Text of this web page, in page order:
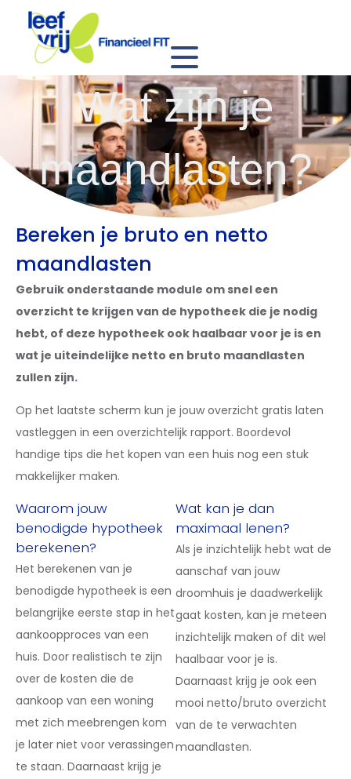
Wat zijn je
maandlasten?
Bereken je bruto en netto
maandlasten
Gebruik onderstaande module om snel een
overzicht te krijgen van de hypotheek die je nodig
hebt, of deze hypotheek ook haalbaar voor je is en
wat je uiteindelijke netto en bruto maandlasten
zullen zijn.
Op het laatste scherm kun je jouw overzicht gratis laten
vastleggen in een overzichtelijk rapport. Boordevol
handige tips die het kopen van een huis nog een stuk
makkelijker maken.
Waarom jouw
benodigde hypotheek
berekenen?
Het berekenen van je
benodigde hypotheek is een
belangrijke eerste stap in het
aankoopproces van een
huis. Door realistisch te zijn
over de kosten die de
aankoop van een woning
met zich meebrengen kom
je later niet voor verassingen
te staan. Daarnaast krijg je
Wat kan je dan
maximaal lenen?
Als je inzichtelijk hebt wat de
aanschaf van jouw
droomhuis je daadwerkelijk
gaat kosten, kan je meteen
inzichtelijk maken of dit wel
haalbaar voor je is.
Daarnaast krijg je ook een
mooi netto/bruto overzicht
van de te verwachten
maandlasten.